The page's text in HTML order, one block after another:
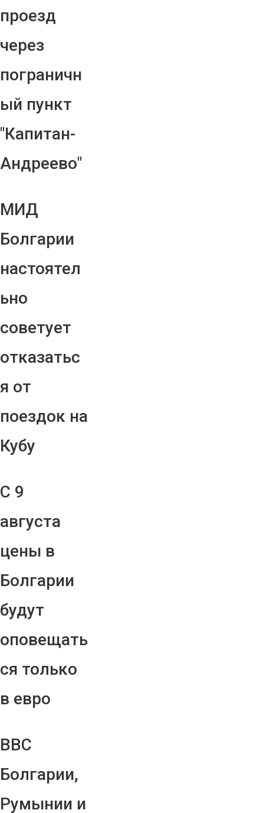
проезд
через
пограничн
ый пункт
"Капитан-
Андреево"
МИД
Болгарии
настоятел
ьно
советует
отказатьс
я от
поездок на
Кубу
С 9
августа
цены в
Болгарии
будут
оповещать
ся только
в евро
ВВС
Болгарии,
Румынии и